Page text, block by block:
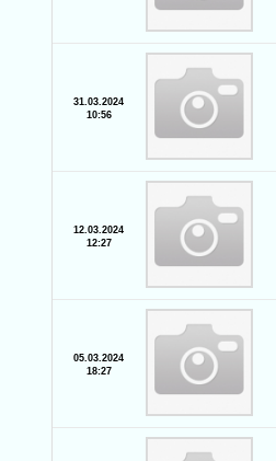
31.03.2024
10:56
12.03.2024
12:27
05.03.2024
18:27